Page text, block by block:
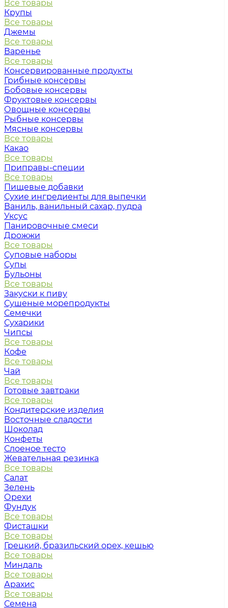
Все товары
Крупы
Все товары
Джемы
Все товары
Варенье
Все товары
Консервированные продукты
Грибные консервы
Бобовые консервы
Фруктовые консервы
Овощные консервы
Рыбные консервы
Мясные консервы
Все товары
Какао
Все товары
Приправы-специи
Все товары
Пищевые добавки
Сухие ингредиенты для выпечки
Ваниль, ванильный сахар, пудра
Уксус
Панировочные смеси
Дрожжи
Все товары
Суповые наборы
Супы
Бульоны
Все товары
Закуски к пиву
Сушеные морепродукты
Семечки
Сухарики
Чипсы
Все товары
Кофе
Все товары
Чай
Все товары
Готовые завтраки
Все товары
Кондитерские изделия
Восточные сладости
Шоколад
Конфеты
Слоеное тесто
Жевательная резинка
Все товары
Салат
Зелень
Орехи
Фундук
Все товары
Фисташки
Все товары
Грецкий, бразильский орех, кешью
Все товары
Миндаль
Все товары
Арахис
Все товары
Семена